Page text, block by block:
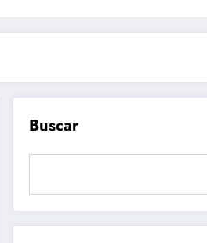
Buscar